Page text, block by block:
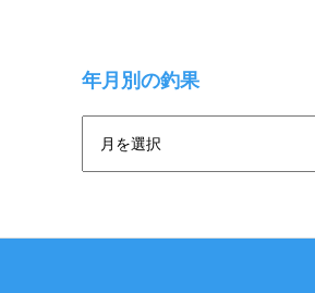
年月別の釣果